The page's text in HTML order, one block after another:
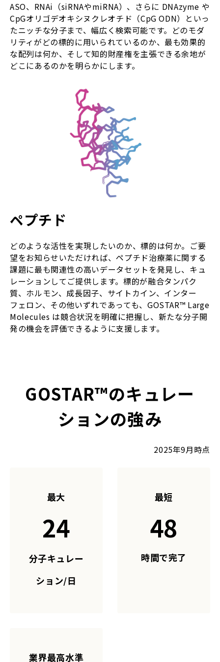
ASO、RNAi（siRNAやmiRNA）、さらに DNAzyme や
CpGオリゴデオキシヌクレオチド（CpG ODN）といっ
たニッチな分子まで、幅広く検索可能です。どのモダ
リティがどの標的に用いられているのか、最も効果的
な配列は何か、そして知的財産権を主張できる余地が
どこにあるのかを明らかにします。
ペプチド
どのような活性を実現したいのか、標的は何か。ご要
望をお知らせいただければ、ペプチド治療薬に関する
課題に最も関連性の高いデータセットを発見し、キュ
レーションしてご提供します。標的が融合タンパク
質、ホルモン、成長因子、サイトカイン、インター
フェロン、その他いずれであっても、GOSTAR™ Large
Molecules は競合状況を明確に把握し、新たな分子開
発の機会を評価できるように支援します。
GOSTAR™のキュレー
ションの強み
2025年9月時点
最大
24
分子キュレー
ション/日
最短
48
時間で完了
業界最高水準